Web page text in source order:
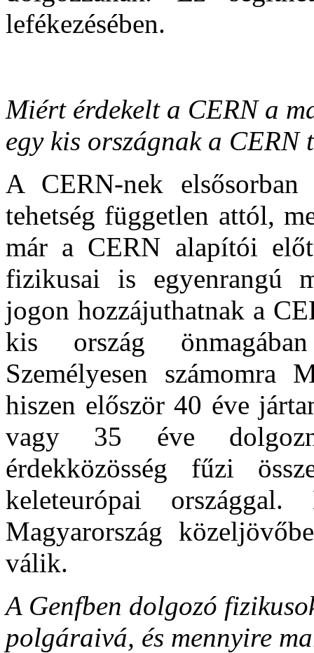
lefékezésében.
Miért érdekelt a CERN a
egy kis országnak a
A CERN-nek
tehetség független attól,
már a CERN alapítói
fizikusai is egyenrangú
jogon hozzájuthatnak a
kis ország
Személyesen számomra
hiszen először 40 éve
vagy 35 éve
érdekközösség fűzi
keleteurópai
Magyarország
válik.
A Genfben dolgozó
polgáraivá, és mennyire